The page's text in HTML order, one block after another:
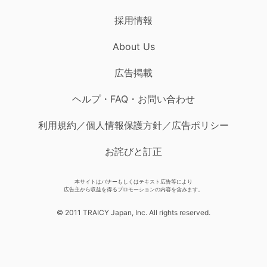
採用情報
About Us
広告掲載
ヘルプ・FAQ・お問い合わせ
利用規約／個人情報保護方針／広告ポリシー
お詫びと訂正
本サイトはバナーもしくはテキスト広告等により
広告主から収益を得るプロモーションの内容を含みます。
© 2011 TRAICY Japan, Inc. All rights reserved.